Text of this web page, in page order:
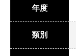
年度
類別